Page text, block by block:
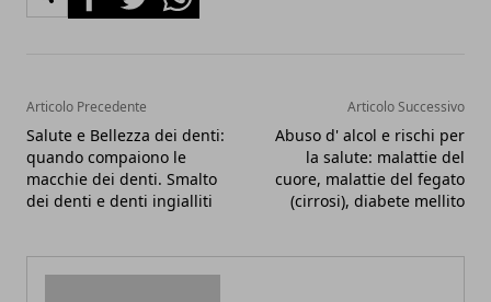
Articolo Precedente
Salute e Bellezza dei denti:
quando compaiono le
macchie dei denti. Smalto
dei denti e denti ingialliti
Articolo Successivo
Abuso d' alcol e rischi per
la salute: malattie del
cuore, malattie del fegato
(cirrosi), diabete mellito